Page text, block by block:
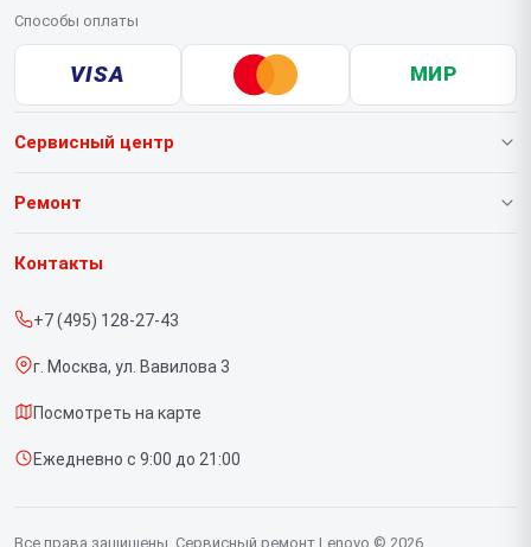
Способы оплаты
VISA МИР
Сервисный центр
О нашем сервисе
Срочный ремонт
Доставка и способы оплаты
Диагностика
Контакты
Ремонт
Ноутбуков
Контакты
+7 (495) 128-27-43
г. Москва, ул. Вавилова 3
Посмотреть на карте
Ежедневно с 9:00 до 21:00
Все права защищены. Сервисный ремонт Lenovo © 2026